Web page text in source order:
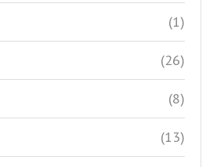
(1)
(26)
(8)
(13)